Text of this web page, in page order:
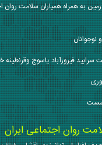
به همراه همیاران سلامت روان
سرابید فیروزآباد یاسوج
روان اجتماعی ایران